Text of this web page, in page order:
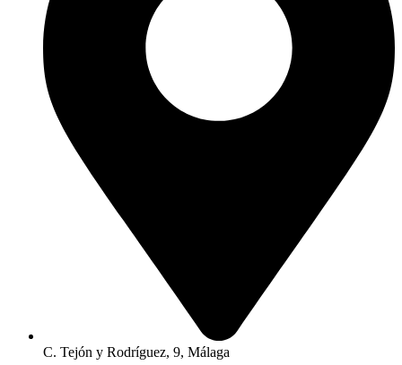
C. Tejón y Rodríguez, 9, Málaga